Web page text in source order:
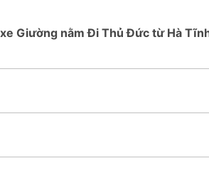
Giường nằm Đi Thủ Đức từ Hà